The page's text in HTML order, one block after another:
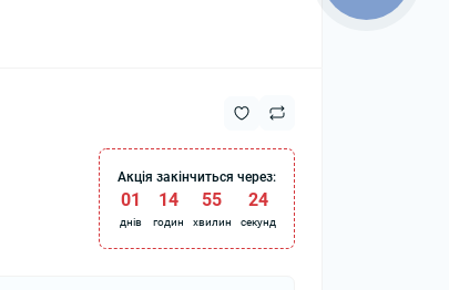
Акція закінчиться через:
01
днів
14
годин
55
хвилин
23
секунд